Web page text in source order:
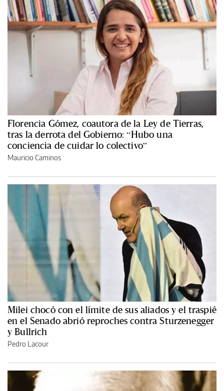
Florencia Gómez, coautora de la Ley de Tierras,
tras la derrota del Gobierno: “Hubo una
conciencia de cuidar lo colectivo”
Mauricio Caminos
Milei chocó con el límite de sus aliados y el traspié
en el Senado abrió reproches contra Sturzenegger
y Bullrich
Pedro Lacour